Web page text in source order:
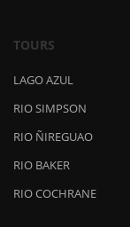
TOURS
LAGO AZUL
RIO SIMPSON
RIO ÑIREGUAO
RIO BAKER
RIO COCHRANE